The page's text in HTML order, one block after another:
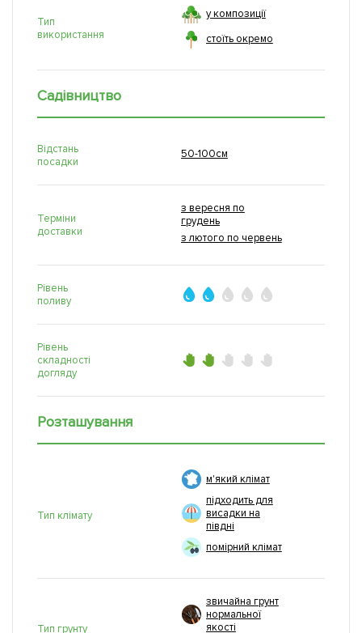
Тип
використання
у композиції
стоїть окремо
Садівництво
Відстань
посадки
50-100см
Терміни
доставки
з вересня по
грудень
з лютого по червень
Рівень
поливу
Рівень
складності
догляду
Розташування
Тип клімату
м'який клімат
підходить для
висадки на
півдні
помірний клімат
Тип грунту
звичайна грунт
нормальної
якості